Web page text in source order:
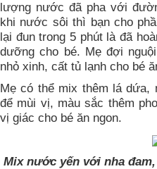
lượng nước đã pha với
khi nước sôi thì bạn cho
lại đun trong 5 phút là đã
dưỡng cho bé. Mẹ đợi
nhỏ xinh, cất tủ lạnh cho bé
Mẹ có thể mix thêm lá
để mùi vị, màu sắc thêm
vị giác cho bé ăn ngon.
Mix nước yến với nha